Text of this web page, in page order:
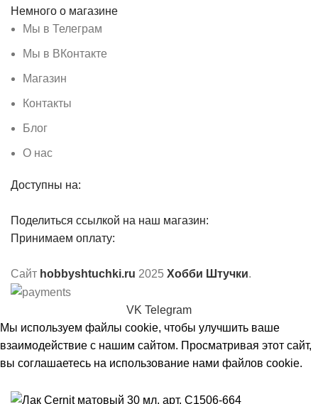
Немного о магазине
Мы в Телеграм
Мы в ВКонтакте
Магазин
Контакты
Блог
О нас
Доступны на:
Поделиться ссылкой на наш магазин:
Принимаем оплату:
Сайт hobbyshtuchki.ru 2025 Хобби Штучки.
VK Telegram
Мы используем файлы cookie, чтобы улучшить ваше
взаимодействие с нашим сайтом. Просматривая этот сайт,
вы соглашаетесь на использование нами файлов cookie.